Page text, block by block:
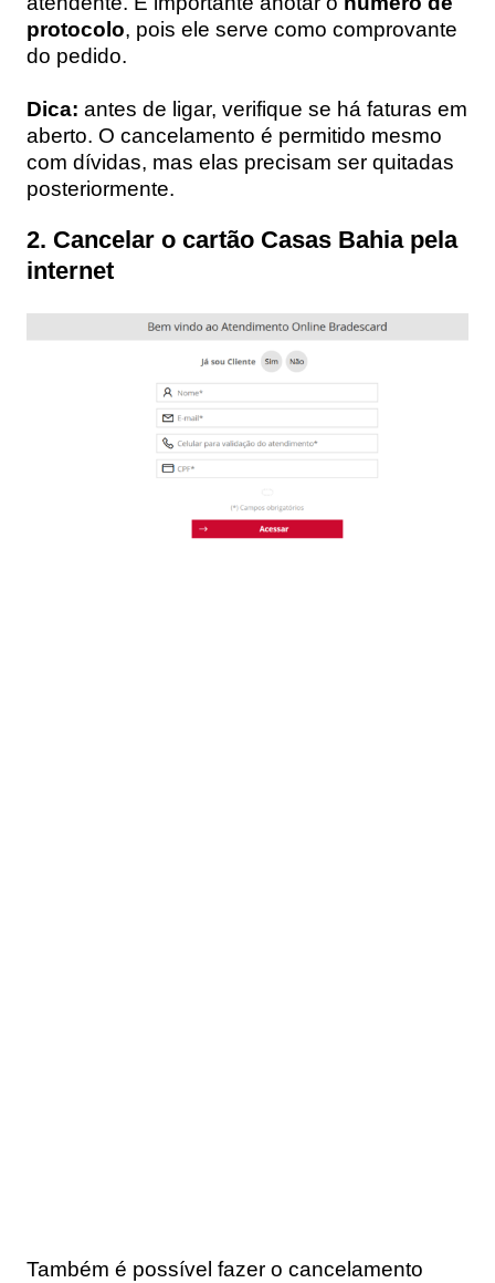
protocolo, pois ele serve como comprovante
do pedido.
Dica: antes de ligar, verifique se há faturas em
aberto. O cancelamento é permitido mesmo
com dívidas, mas elas precisam ser quitadas
posteriormente.
2. Cancelar o cartão Casas Bahia pela
internet
Também é possível fazer o cancelamento